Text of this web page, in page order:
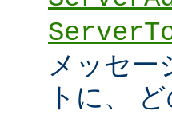
メッセー
トに、